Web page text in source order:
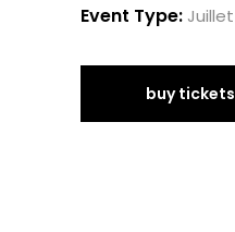
Event Type: Juillet
buy tickets